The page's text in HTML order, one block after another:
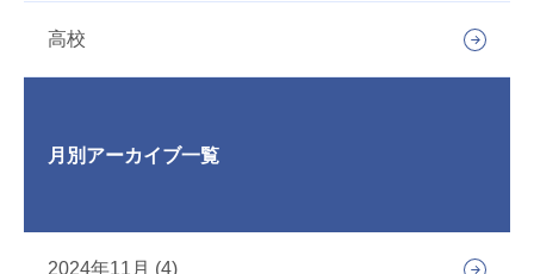
高校
月別アーカイブ一覧
2024年11月 (4)